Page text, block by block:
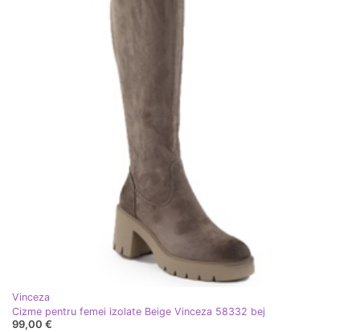
Vinceza
Cizme pentru femei izolate Beige Vinceza 58332 bej
99,00 €